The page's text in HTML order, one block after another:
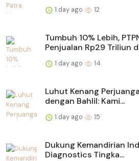
1 day ago 12
Tumbuh 10% Lebih,
Penjualan Rp29 Triliun
1 day ago 14
Luhut Kenang
dengan Bahlil: Kami...
1 day ago 15
Dukung Kemandirian
Diagnostics Tingka...